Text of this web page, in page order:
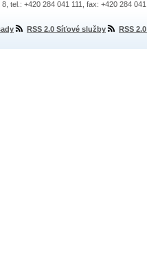
tel.: +420 284 041 111, fax: +420 284
RSS 2.0 Síťové služby RSS